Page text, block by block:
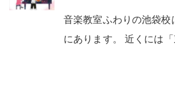
音楽教室ふわりの池袋校
にあります。 近くには